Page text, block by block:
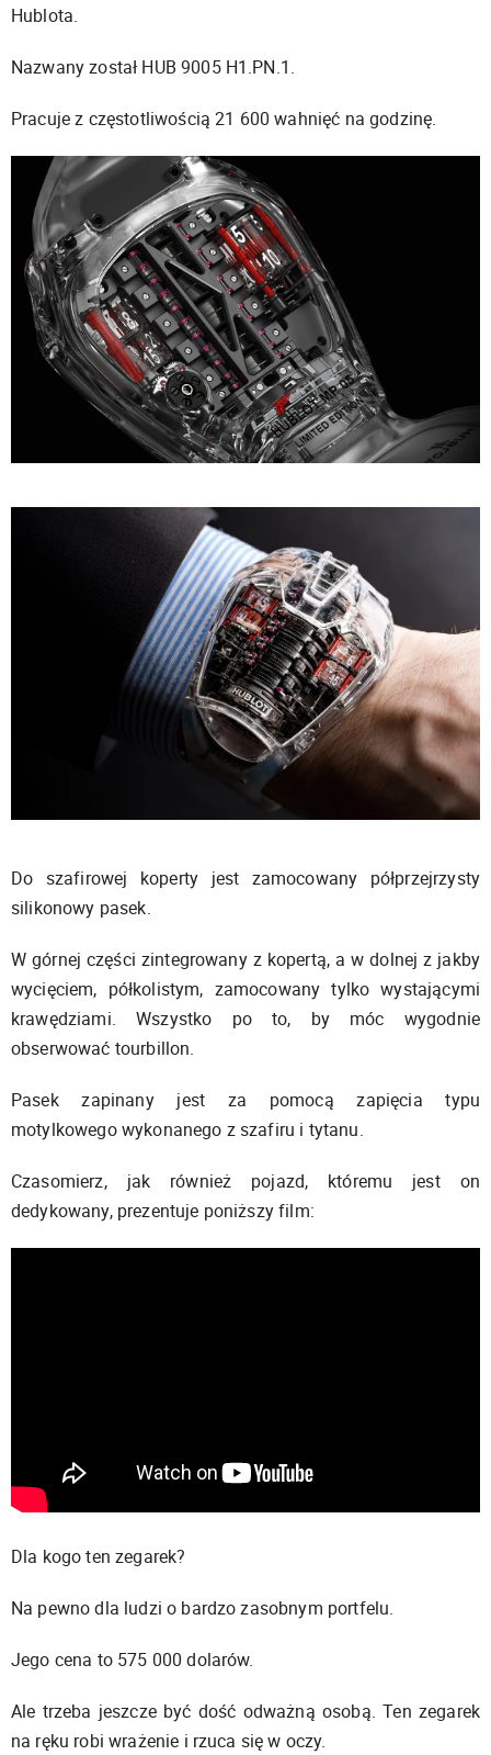
Hublota.
Nazwany został HUB 9005 H1.PN.1.
Pracuje z częstotliwością 21 600 wahnięć na godzinę.
Do szafirowej koperty jest zamocowany półprzejrzysty
silikonowy pasek.
W górnej części zintegrowany z kopertą, a w dolnej z jakby
wycięciem, półkolistym, zamocowany tylko wystającymi
krawędziami. Wszystko po to, by móc wygodnie
obserwować tourbillon.
Pasek zapinany jest za pomocą zapięcia typu
motylkowego wykonanego z szafiru i tytanu.
Czasomierz, jak również pojazd, któremu jest on
dedykowany, prezentuje poniższy film:
Dla kogo ten zegarek?
Na pewno dla ludzi o bardzo zasobnym portfelu.
Jego cena to 575 000 dolarów.
Ale trzeba jeszcze być dość odważną osobą. Ten zegarek
na ręku robi wrażenie i rzuca się w oczy.